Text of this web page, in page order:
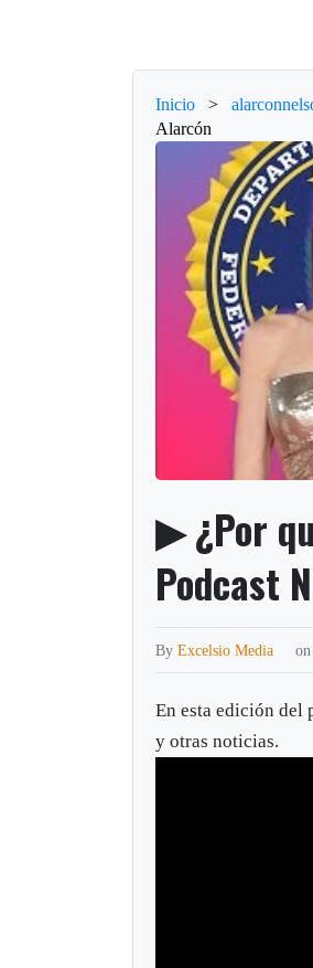
Inicio >
Alarcón
▶ ¿Por
Podcast
ByExcelsio Media
En esta edición del
y otras noticias.